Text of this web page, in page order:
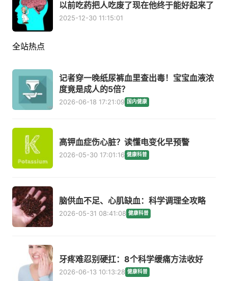
以前吃药把人吃废了现在他终于能好起来了
2025-12-30 11:15:01
全站热点
记者穿一晚纸尿裤血里查出毒！宝宝血液浓
度竟是成人的5倍？
2026-06-18 17:21:09 国内健康
高钾血症伤心脏？读懂电变化早预警
2026-05-30 17:01:16 健康科普
脑供血不足、心肌缺血：科学调理全攻略
2026-05-31 08:41:08 健康科普
牙疼难忍别硬扛：8个科学缓痛方法收好
2026-06-13 10:13:28 健康科普